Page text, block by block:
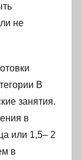
не
В
занятия.
в
или 1,5– 2
в